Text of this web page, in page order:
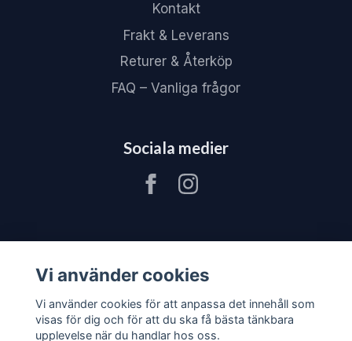
Kontakt
Frakt & Leverans
Returer & Återköp
FAQ – Vanliga frågor
Sociala medier
Vi använder cookies
Vi använder cookies för att anpassa det innehåll som
visas för dig och för att du ska få bästa tänkbara
upplevelse när du handlar hos oss.